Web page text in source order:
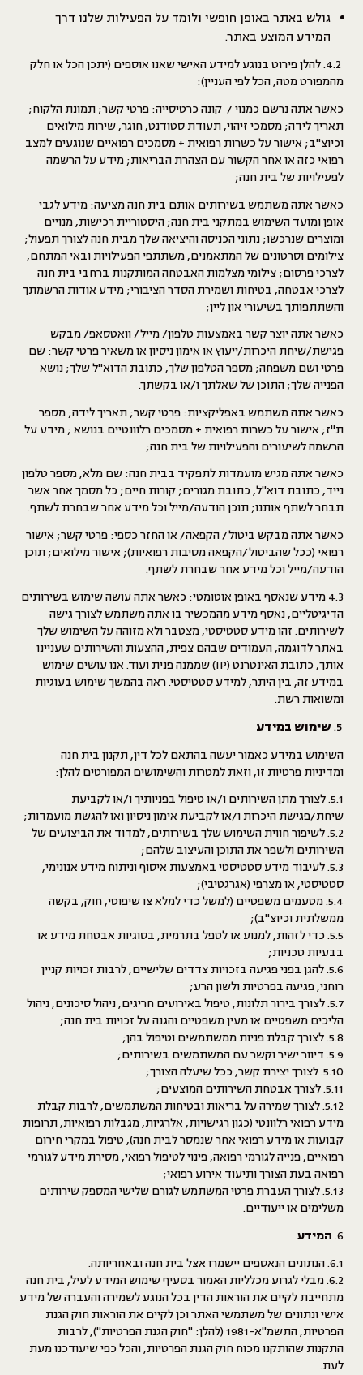
גולש באתר באופן חופשי ולומד על הפעילות שלנו דרך
המידע המוצע באתר.
4.2. להלן פירוט בנוגע למידע האישי שאנו אוספים (יתכן הכל או חלק
מהמפורט מטה, הכל לפי העניין):
כאשר אתה נרשם כמנוי / קונה כרטיסייה:פרטי קשר; תמונת הלקוח;
תאריך לידה; מסמכי זיהוי, תעודת סטודנט, חוגר, שירות מילואים
וכיוצ"ב; אישור על כשרות רפואית + מסמכים רפואיים שנוגעים למצב
רפואי כזה או אחר הקשור עם הצהרת הבריאות; מידע על הרשמה
לפעילויות של בית חנה;
כאשר אתה משתמש בשירותים אותם בית חנה מציעה:מידע לגבי
אופן ומועד השימוש במתקני בית חנה; היסטוריית רכישות, מנויים
ומוצרים שנרכשו; נתוני הכניסה והיציאה שלך מבית חנה לצורך תפעול;
צילומים וסרטונים של המתאמנים, משתתפי הפעילויות ובאי המתחם,
לצרכי פרסום; צילומי מצלמות האבטחה המותקנות ברחבי בית חנה
לצרכי אבטחה, בטיחות ושמירת הסדר הציבורי; מידע אודות הרשמתך
והשתתפותך בשיעורי און ליין;
כאשר אתה יוצר קשר באמצעות טלפון/ מייל/ וואטסאפ/ מבקש
פגישת/שיחת היכרות/ייעוץ או אימון ניסיון או משאיר פרטי קשר:שם
פרטי ושם משפחה; מספר הטלפון שלך, כתובת הדוא"ל שלך; נושא
הפנייה שלך; התוכן של שאלתך ו/או בקשתך.
כאשר אתה משתמש באפליקציות: פרטי קשר; תאריך לידה; מספר
ת"ז; אישור על כשרות רפואית + מסמכים רלוונטיים בנושא ; מידע על
הרשמה לשיעורים והפעילויות של בית חנה;
כאשר אתה מגיש מועמדות לתפקיד בבית חנה:שם מלא, מספר טלפון
נייד, כתובת דוא"ל, כתובת מגורים; קורות חיים; כל מסמך אחר אשר
תבחר לשתף אותנו; תוכן הודעה/מייל וכל מידע אחר שבחרת לשתף.
כאשר אתה מבקש ביטול/ הקפאה/ או החזר כספי:פרטי קשר; אישור
רפואי (ככל שהביטול/הקפאה מסיבות רפואיות); אישור מילואים; תוכן
הודעה/מייל וכל מידע אחר שבחרת לשתף.
4.3 מידע שנאסף באופן אוטומטי: כאשר אתה עושה שימוש בשירותים
הדיגיטליים, נאסף מידע מהמכשיר בו אתה משתמש לצורך גישה
לשירותים. זהו מידע סטטיסטי, מצטבר ולא מזוהה על השימוש שלך
באתר לדוגמה, העמודים שבהם צפית, ההצעות והשירותים שעניינו
אותך, כתובת האינטרנט (IP) שממנה פנית ועוד. אנו עושים שימוש
במידע זה, בין היתר, למידע סטטיסטי. ראה בהמשך שימוש בעוגיות
ומשואות רשת.
שימוש במידע
השימוש במידע כאמור יעשה בהתאם לכל דין, תקנון בית חנה
ומדיניות פרטיות זו, וזאת למטרות והשימושים המפורטים להלן:
5.1. לצורך מתן השירותים ו/או טיפול בפניותיך ו/או לקביעת
שיחת/פגישת היכרות ו/או לקביעת אימון ניסיון ואו להגשת מועמדות;
5.2. לשיפור חווית השימוש שלך בשירותים, למדוד את הביצועים של
השירותים ולשפר את התוכן והעיצוב שלהם;
5.3. לעיבוד מידע סטטיסטי באמצעות איסוף וניתוח מידע אנונימי,
סטטיסטי, או מצרפי (אגרגטיבי);
5.4. מטעמים משפטיים (למשל כדי למלא צו שיפוטי, חוק, בקשה
ממשלתית וכיוצ"ב);
5.5. כדי לזהות, למנוע או לטפל בתרמית, בסוגיות אבטחת מידע או
בבעיות טכניות;
5.6. להגן בפני פגיעה בזכויות צדדים שלישיים, לרבות זכויות קניין
רוחני, פגיעה בפרטיות ולשון הרע;
5.7. לצורך בירור תלונות, טיפול באירועים חריגים, ניהול סיכונים, ניהול
הליכים משפטיים או מעין משפטיים והגנה על זכויות בית חנה;
5.8. לצורך קבלת פניות ממשתמשים וטיפול בהן;
5.9. דיוור ישיר וקשר עם המשתמשים בשירותים;
5.10. לצורך יצירת קשר, ככל שיעלה הצורך;
5.11. לצורך אבטחת השירותים המוצעים;
5.12. לצורך שמירה על בריאות ובטיחות המשתמשים, לרבות קבלת
מידע רפואי רלוונטי (כגון רגישויות, אלרגיות, מגבלות רפואיות, תרופות
קבועות או מידע רפואי אחר שנמסר לבית חנה), טיפול במקרי חירום
רפואיים, פנייה לגורמי רפואה, פינוי לטיפול רפואי, מסירת מידע לגורמי
רפואה בעת הצורך ותיעוד אירוע רפואי;
5.13. לצורך העברת פרטי המשתמש לגורם שלישי המספק שירותים
משלימים או ייעודיים.
6. המידע
6.1. הנתונים הנאספים יישמרו אצל בית חנה ובאחריותה.
6.2. מבלי לגרוע מכלליות האמור בסעיף שימוש המידע לעיל, בית חנה
מתחייבת לקיים את הוראות הדין בכל הנוגע לשמירה והעברה של מידע
אישי ונתונים של משתמשי האתר וכן לקיים את הוראות חוק הגנת
הפרטיות, התשמ"א-1981 (להלן: "
חוק הגנת הפרטיות"), לרבות
התקנות שהותקנו מכוח חוק הגנת הפרטיות, והכל כפי שיעודכנו מעת
לעת.